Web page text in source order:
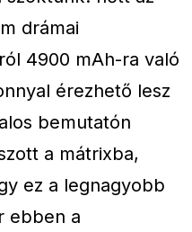
drámai
4900 mAh-ra való
érezhető lesz
bemutatón
a mátrixba,
ez a legnagyobb
ebben a